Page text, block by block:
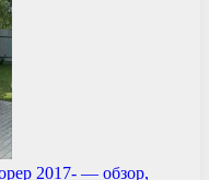
2017- — обзор,